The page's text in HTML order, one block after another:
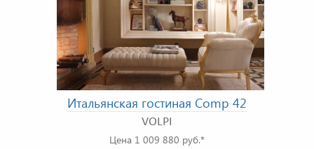
Итальянская гостиная Comp 42
VOLPI
Цена 1 009 880 руб.*